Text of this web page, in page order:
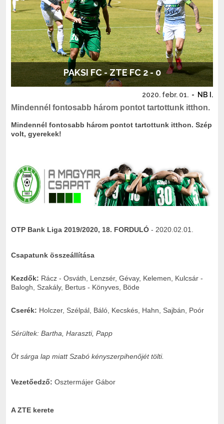
PAKSI FC - ZTE FC 2 - 0
2020. febr. 01. - NB I.
Mindennél fontosabb három pontot tartottunk itthon.
Mindennél fontosabb három pontot tartottunk itthon. Szép
volt, gyerekek!
OTP Bank Liga 2019/2020, 18. FORDULÓ - 2020.02.01.
Csapatunk összeállítása
Kezdők: Rácz - Osváth, Lenzsér, Gévay, Kelemen, Kulcsár -
Balogh, Szakály, Bertus - Könyves, Böde
Cserék: Holczer, Szélpál, Báló, Kecskés, Hahn, Sajbán, Poór
Sérültek: Bartha, Haraszti, Papp
Öt sárga lap miatt Szabó kényszerpihenőjét tölti.
Vezetőedző: Osztermájer Gábor
A ZTE kerete